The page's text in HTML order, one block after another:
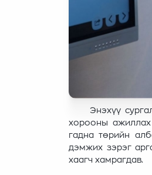
Энэхүү
хорооны ажиллах
гадна төрийн
дэмжих зэрэг
хаагч